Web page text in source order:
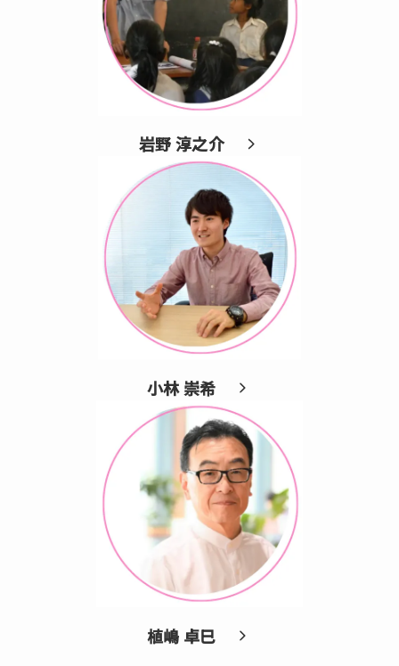
岩野 淳之介
小林 崇希
植嶋 卓巳